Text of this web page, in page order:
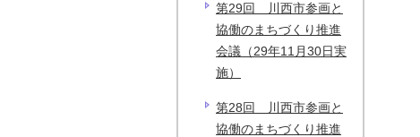
第29回 川西市参画と
協働のまちづくり推進
会議（29年11月30日実
施）
第28回 川西市参画と
協働のまちづくり推進